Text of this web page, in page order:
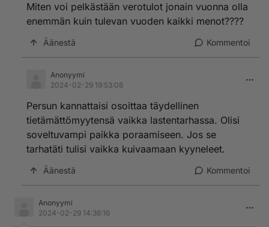
Jos olis tuolla tasolla verot ym. maksut kuin v.2022,
niin olisi paljon parempi tilanne. Tosin korkomenotkin
mrd.
reilussa vuodessa.
Miten voi pelkästään verotulot jonain vuonna olla
enemmän kuin tulevan vuoden kaikki menot????
Äänestä Kommentoi
Anonyymi
2024-02-29 19:53:08
Persun kannattaisi osoittaa täydellinen
tietämättömyytensä vaikka lastentarhassa. Olisi
soveltuvampi paikka poraamiseen. Jos se
tarhatäti tulisi vaikka kuivaamaan kyyneleet.
Äänestä Kommentoi
Anonyymi
2024-02-29 14:36:16